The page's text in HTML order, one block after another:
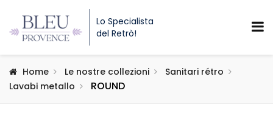
Lo Specialista
del Retrò!
Home Le nostre collezioni
Sanitari rétro
Lavabi metallo
ROUND